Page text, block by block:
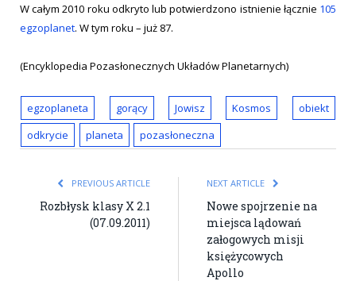
W całym 2010 roku odkryto lub potwierdzono istnienie łącznie 105
egzoplanet. W tym roku – już 87.
(Encyklopedia Pozasłonecznych Układów Planetarnych)
egzoplaneta gorący Jowisz Kosmos
obiekt
odkrycie
planeta pozasłoneczna
PREVIOUS ARTICLE
Rozbłysk klasy X 2.1
(07.09.2011)
NEXT ARTICLE
Nowe spojrzenie na
miejsca lądowań
załogowych misji
księżycowych
Apollo